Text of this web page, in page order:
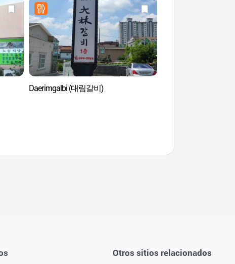
Daerimgalbi (대림갈비)
Otros sitios relacionados